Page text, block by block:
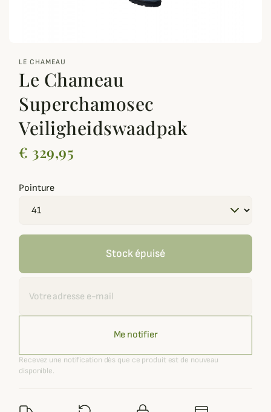
LE CHAMEAU
Le Chameau
Superchamosec
Veiligheidswaadpak
€ 329,95
Pointure
Stock épuisé
Me notifier
Recevez une notification dès que ce produit est de nouveau
disponible.